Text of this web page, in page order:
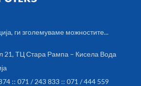
ги зголемуваме можностите...
21, ТЦ Стара Рампа – Кисела Вода
:: 071 / 243 833 :: 071 / 444 559